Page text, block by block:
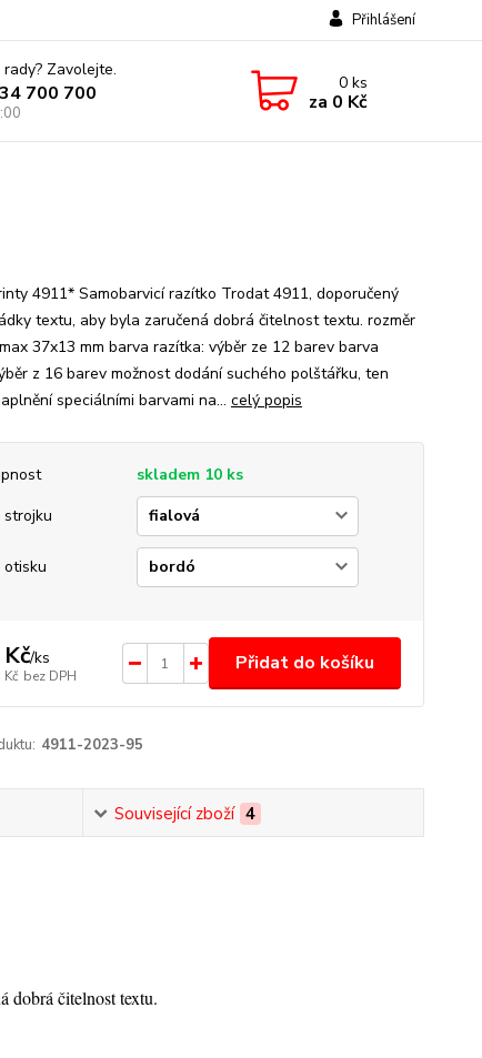
Přihlášení
Zavolejte.
700 700 0ks
za 0 Kč
4911* Samobarvicí razítko Trodat 4911, doporučený
textu, aby byla zaručená dobrá čitelnost textu. rozměr
37x13 mm barva razítka: výběr ze 12 barev barva
z 16 barev možnost dodání suchého polštářku, ten
speciálními barvami na... celý popis
skladem 10 ks
strojku
otisku
/ks
bez DPH
Přidat do košíku
4911-2023-95
Související zboží 4
dobrá čitelnost textu.